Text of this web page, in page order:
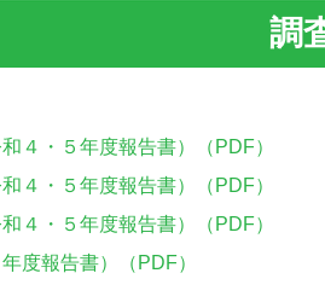
調
４・５年度報告書）（PDF）
４・５年度報告書）（PDF）
４・５年度報告書）（PDF）
度報告書）（PDF）